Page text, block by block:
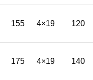
155 4×19 120
175 4×19 140